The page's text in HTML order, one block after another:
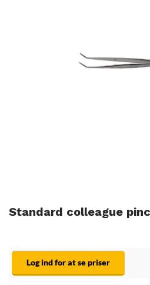
Standard colleague
Log ind for at se priser